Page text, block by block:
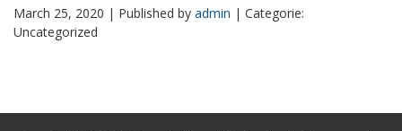
March 25, 2020 | Published by admin | Categorie:
Uncategorized